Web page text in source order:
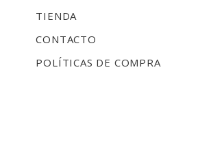
TIENDA
CONTACTO
POLÍTICAS DE COMPRA